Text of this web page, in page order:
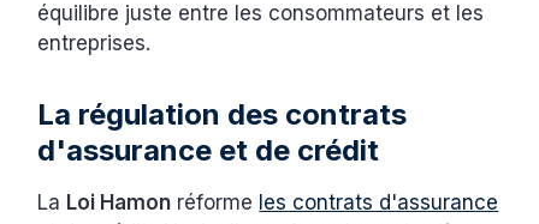
équilibre juste entre les consommateurs et les
entreprises.
La régulation des contrats
d'assurance et de crédit
La Loi Hamon réforme les contrats d'assurance